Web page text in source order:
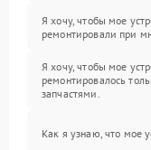
Я хочу, чтобы мое
ремонтировали при
Я хочу, чтобы мое
ремонтировалось
запчастями.
Как я узнаю, что мое